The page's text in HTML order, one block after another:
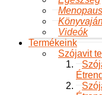
Videók
Termékeink
Szójavit